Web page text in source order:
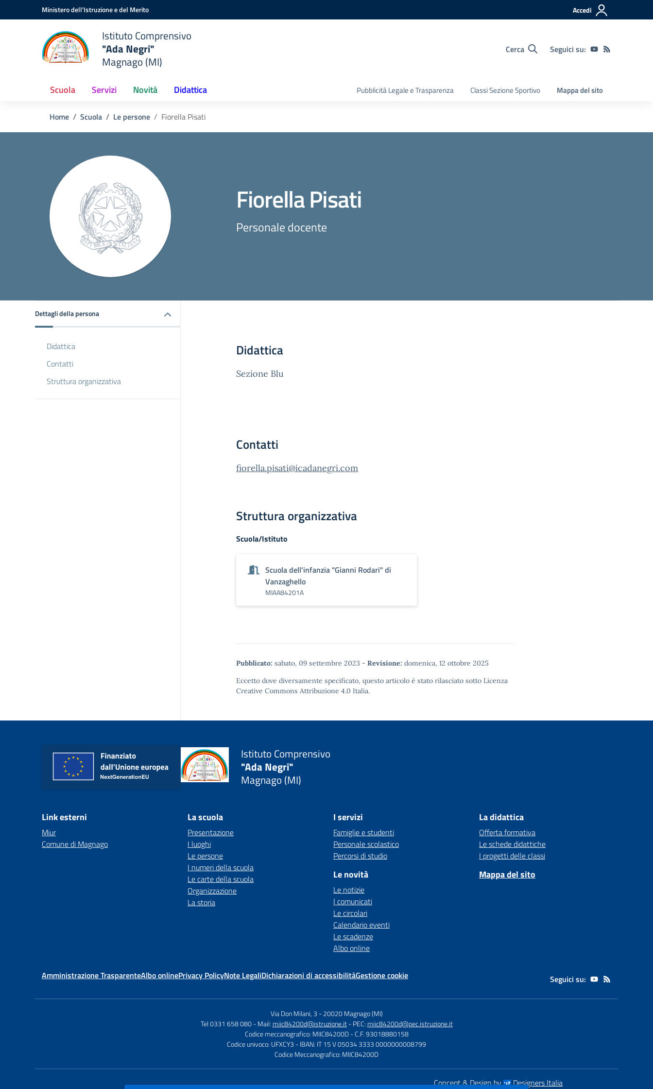
Vai ai contenuti
Vai al menu di navigazioneMinistero dell'Istruzione e del Merito Accedi
Istituto Comprensivo
"Ada Negri"
Magnago (MI)
Cerca Seguici su:
Scuola Servizi Novità Didattica Pubblicità Legale e Trasparenza Classi Sezione Sportivo Mappa del sito
Home Scuola Le persone Fiorella Pisati
Fiorella Pisati
Personale docente
Dettagli della persona
Didattica
Contatti
Struttura organizzativa
Didattica
Sezione Blu
Contatti
fiorella.pisati@icadanegri.com
Struttura organizzativa
Scuola/Istituto
Scuola dell'infanzia "Gianni Rodari" di
Vanzaghello
MIAA84201A
Pubblicato: sabato, 09 settembre 2023 - Revisione: domenica, 12 ottobre 2025
Eccetto dove diversamente specificato, questo articolo è stato rilasciato sotto Licenza
Creative Commons Attribuzione 4.0 Italia.
Istituto Comprensivo
"Ada Negri"
Magnago (MI)
Link esterni
Miur
Comune di Magnago
La scuola
Presentazione
I luoghi
Le persone
I numeri della scuola
Le carte della scuola
Organizzazione
La storia
I servizi
Famiglie e studenti
Personale scolastico
Percorsi di studio
Le novità
Le notizie
I comunicati
Le circolari
Calendario eventi
Le scadenze
Albo online
La didattica
Offerta formativa
Le schede didattiche
I progetti delle classi
Mappa del sito
Amministrazione TrasparenteAlbo onlinePrivacy PolicyNote LegaliDichiarazioni di accessibilitàGestione cookie Seguici su:
Via Don Milani, 3 -20020 Magnago (MI)
Tel 0331 658 080 - Mail: miic84200d@istruzione.it - PEC: miic84200d@pec.istruzione.it
Codice meccanografico: MIIC84200D - C.F. 93018880158
Codice univoco: UFXCY3 - IBAN: IT 15 V 05034 3333 0000000008799
Codice Meccanografico: MIIC84200D
Concept & Design by
Designers Italia